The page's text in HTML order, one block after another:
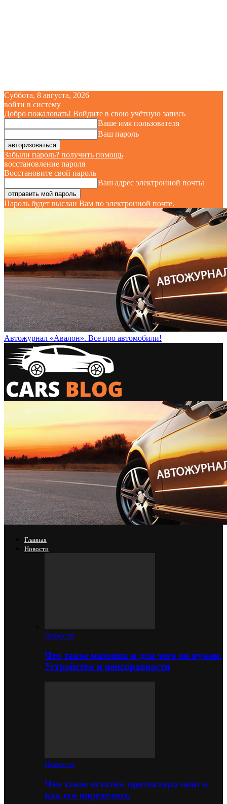
Суббота, 8 августа, 2026
войти в систему
Добро пожаловать! Войдите в свою учётную запись
Ваше имя пользователя
Ваш пароль
Забыли пароль? получить помощь
восстановление пароля
Восстановите свой пароль
Ваш адрес электронной почты
Пароль будет выслан Вам по электронной почте.
Автожурнал «Авалон». Все про автомобили!
Главная
Новости
Новости
Что такое маховик и для чего он нужен.
Устройство и неисправности
Новости
Что такое остаток протектора шин и
как его определить